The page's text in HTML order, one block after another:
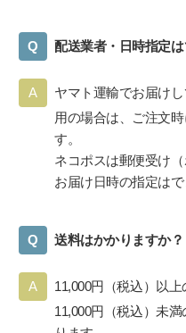
配送業者・日時指定
ヤマト運輸でお届け
用の場合は、ご注文
す。
ネコポスは郵便受け
お届け日時の指定はで
送料はかかりますか？
11,000円（税込）以上
11,000円（税込）未